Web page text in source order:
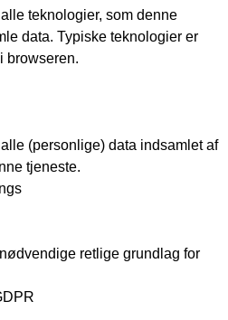
teknologier, som denne
data. Typiske teknologier er
browseren.
(personlige) data indsamlet af
tjeneste.
retlige grundlag for